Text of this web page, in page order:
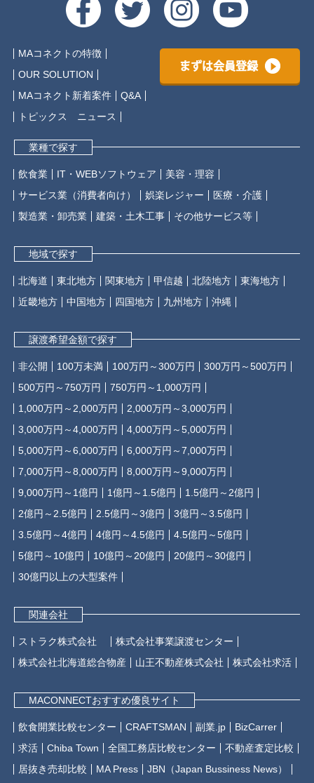
MAコネクトの特徴
OUR SOLUTION
MAコネクト新着案件
Q&A
トピックス ニュース
まずは会員登録
業種で探す
飲食業 IT・WEBソフトウェア
美容・理容
サービス業（消費者向け）
娯楽レジャー
医療・介護
製造業・卸売業
建築・土木工事 その他サービス等
地域で探す
北海道 東北地方 関東地方 甲信越 北陸地方
東海地方
近畿地方
中国地方 四国地方 九州地方 沖縄
譲渡希望金額で探す
非公開 100万未満 100万円～300万円
300万円～500万円
500万円～750万円
750万円～1,000万円
1,000万円～2,000万円
2,000万円～3,000万円
3,000万円～4,000万円
4,000万円～5,000万円
5,000万円～6,000万円
6,000万円～7,000万円
7,000万円～8,000万円
8,000万円～9,000万円
9,000万円～1億円
1億円～1.5億円
1.5億円～2億円
2億円～2.5億円
2.5億円～3億円
3億円～3.5億円
3.5億円～4億円
4億円～4.5億円
4.5億円～5億円
5億円～10億円
10億円～20億円
20億円～30億円
30億円以上の大型案件
関連会社
ストラク株式会社
株式会社事業譲渡センター
株式会社北海道総合物産
山王不動産株式会社 株式会社求活
MACONNECTおすすめ優良サイト
飲食開業比較センター CRAFTSMAN 副業.jp
BizCarrer
求活
Chiba Town 全国工務店比較センター
不動産査定比較
居抜き売却比較
MA Press JBN（Japan Bussiness News）